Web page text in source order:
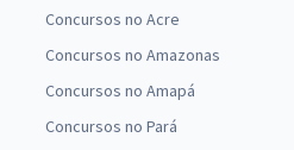
Concursos no Acre
Concursos no Amazonas
Concursos no Amapá
Concursos no Pará